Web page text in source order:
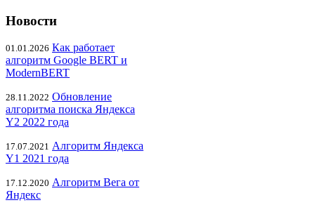
Новости
01.01.2026 Как работает
алгоритм Google BERT и
ModernBERT
28.11.2022 Обновление
алгоритма поиска Яндекса
Y2 2022 года
17.07.2021 Алгоритм Яндекса
Y1 2021 года
17.12.2020 Алгоритм Вега от
Яндекс